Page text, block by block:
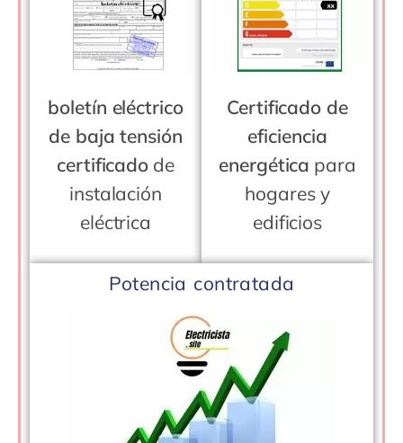
boletín eléctrico
de baja tensión
certificado de
instalación
eléctrica
Certificado de
eficiencia
energética para
hogares y
edificios
Potencia contratada